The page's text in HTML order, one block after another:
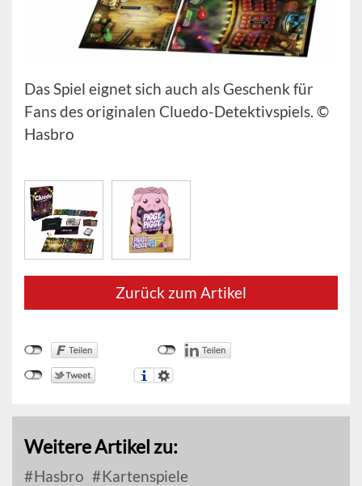
Das Spiel eignet sich auch als Geschenk für
Fans des originalen Cluedo-Detektivspiels. ©
Hasbro
Zurück zum Artikel
Weitere Artikel zu:
Hasbro Kartenspiele